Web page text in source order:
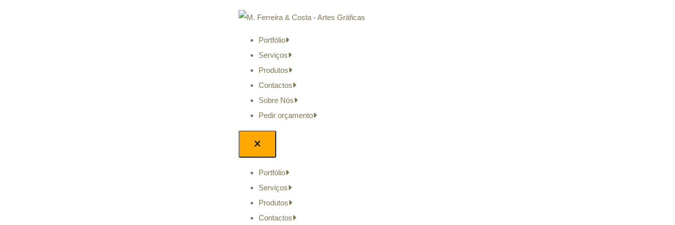
Portfólio
Serviços
Produtos
Contactos
Sobre Nós
Pedir orçamento
Portfólio
Serviços
Produtos
Contactos